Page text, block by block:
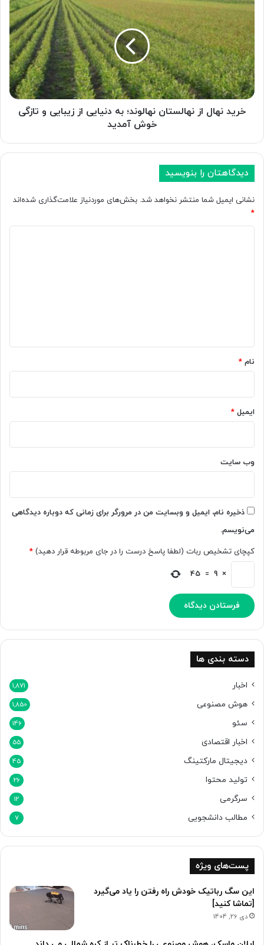
نهال
نهالستان
نهالوند؛
به
دنیایی
از
زیبایی
آمدید
خرید نهال از نهالستان نهالوند؛ به دنیایی از زیبایی و تازگی
خوش آمدید
دیدگاهتان را بنویسید
نشانی ایمیل شما منتشر نخواهد شد. بخش‌های موردنیاز علامت‌گذاری شده‌اند
*
نام *
ایمیل *
وب‌ سایت
ذخیره نام، ایمیل و وبسایت من در مرورگر برای زمانی که دوباره دیدگاهی
می‌نویسم.
کپچای تشخیص ربات (لطفا پاسخ درست را در جای مربوطه قرار دهید) *
×
9
=
45
دسته بندی ها
اخبار 1,871
هوش مصنوعی 1,850
سئو 146
اخبار اقتصادی 55
دیجیتال مارکتینگ 45
تولید محتوا 26
سرگرمی 12
مطالب دانشجویی 7
پست‌های ویژه
این سگ رباتیک خودش راه رفتن را یاد می‌گیرد
[تماشا کنید]
دی 26, 1404